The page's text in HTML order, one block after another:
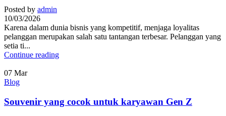
Posted by admin
10/03/2026
Karena dalam dunia bisnis yang kompetitif, menjaga loyalitas
pelanggan merupakan salah satu tantangan terbesar. Pelanggan yang
setia ti...
Continue reading
07 Mar
Blog
Souvenir yang cocok untuk karyawan Gen Z